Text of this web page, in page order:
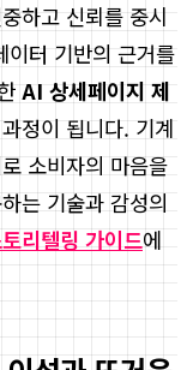
하고 신뢰를 중시
이터 기반의 근거를
AI 상세페이지 제
정이 됩니다. 기계
소비자의 마음을
는 기술과 감성의
리텔링 가이드에